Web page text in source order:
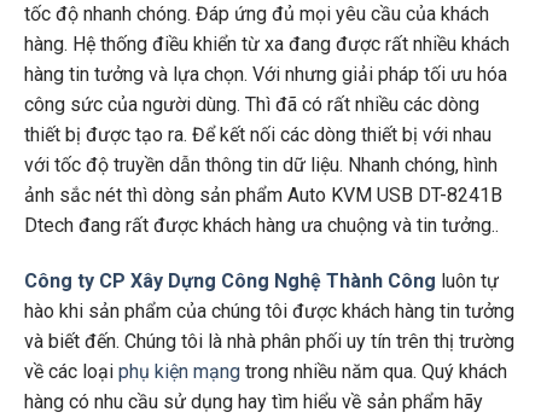
tốc độ nhanh chóng. Đáp ứng đủ mọi yêu cầu của khách
hàng. Hệ thống điều khiển từ xa đang được rất nhiều khách
hàng tin tưởng và lựa chọn. Với nhưng giải pháp tối ưu hóa
công sức của người dùng. Thì đã có rất nhiều các dòng
thiết bị được tạo ra. Để kết nối các dòng thiết bị với nhau
với tốc độ truyền dẫn thông tin dữ liệu. Nhanh chóng, hình
ảnh sắc nét thì dòng sản phẩm Auto KVM USB DT-8241B
Dtech đang rất được khách hàng ưa chuộng và tin tưởng..
Công ty CP Xây Dựng Công Nghệ Thành Công luôn tự
hào khi sản phẩm của chúng tôi được khách hàng tin tưởng
và biết đến. Chúng tôi là nhà phân phối uy tín trên thị trường
về các loại phụ kiện mạng trong nhiều năm qua. Quý khách
hàng có nhu cầu sử dụng hay tìm hiểu về sản phẩm hãy